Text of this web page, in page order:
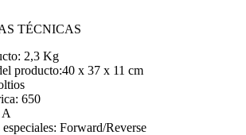
TÉCNICAS
2,3 Kg
producto:40 x 37 x 11 cm
650
Forward/Reverse